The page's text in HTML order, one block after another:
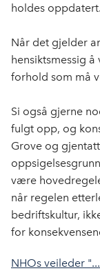
holdes oppdatert.
Når det gjelder
hensiktsmessig
forhold som må
Si også gjerne
fulgt opp, og
Grove og
være
når regelen
bedriftskultur,
for
NHOs veileder